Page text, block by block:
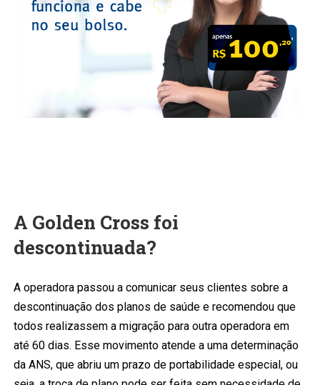
A Golden Cross foi
descontinuada?
A operadora passou a comunicar seus clientes sobre a
descontinuação dos planos de saúde e recomendou que
todos realizassem a migração para outra operadora em
até 60 dias. Esse movimento atende a uma determinação
da ANS, que abriu um prazo de portabilidade especial, ou